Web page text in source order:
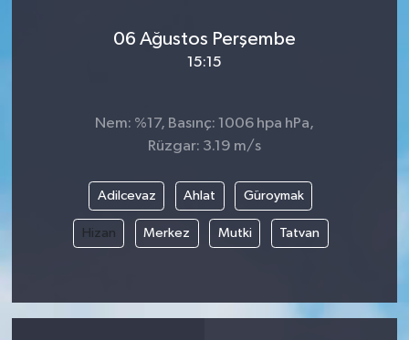
06 Ağustos Perşembe
15:15
Nem: %17, Basınç: 1006 hpa hPa,
Rüzgar: 3.19 m/s
Adilcevaz Ahlat Güroymak
Hizan Merkez Mutki Tatvan
Gizlilik Sözleşmesi